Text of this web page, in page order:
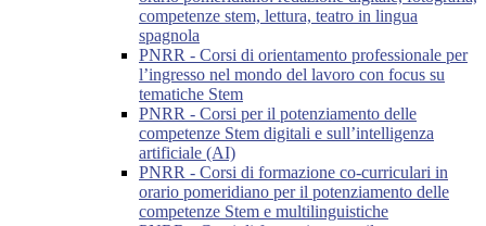
competenze stem, lettura, teatro in lingua
spagnola
PNRR - Corsi di orientamento professionale per
l’ingresso nel mondo del lavoro con focus su
tematiche Stem
PNRR - Corsi per il potenziamento delle
competenze Stem digitali e sull’intelligenza
artificiale (AI)
PNRR - Corsi di formazione co-curriculari in
orario pomeridiano per il potenziamento delle
competenze Stem e multilinguistiche